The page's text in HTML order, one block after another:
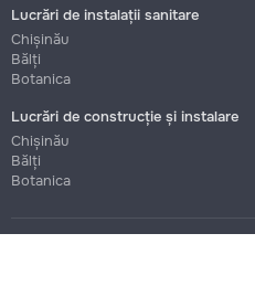
Lucrări de instalații sanitare
Chișinău
Bălți
Botanica
Lucrări de construcție și instalare
Chișinău
Bălți
Botanica